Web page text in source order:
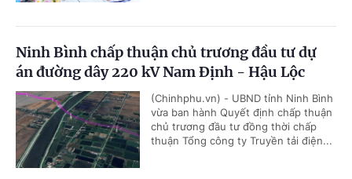
Ninh Bình chấp thuận chủ trương đầu tư dự
án đường dây 220 kV Nam Định - Hậu Lộc
(Chinhphu.vn) - UBND tỉnh Ninh Bình
vừa ban hành Quyết định chấp thuận
chủ trương đầu tư đồng thời chấp
thuận Tổng công ty Truyền tải điện...